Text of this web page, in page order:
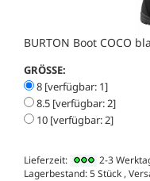
BURTON Boot COCO
GRÖSSE:
8 [verfügbar: 1]
8.5 [verfügbar: 2]
10 [verfügbar: 2]
Lieferzeit: 2-3
Lagerbestand: 5 Stück ,